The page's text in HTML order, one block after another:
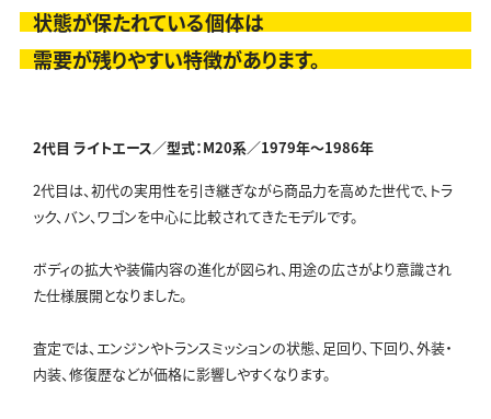
状態が保たれている個体は
需要が残りやすい特徴があります。
2代目 ライトエース／型式：M20系／1979年～1986年
2代目は、初代の実用性を引き継ぎながら商品力を高めた世代で、トラ
ック、バン、ワゴンを中心に比較されてきたモデルです。
ボディの拡大や装備内容の進化が図られ、用途の広さがより意識され
た仕様展開となりました。
査定では、エンジンやトランスミッションの状態、足回り、下回り、外装・
内装、修復歴などが価格に影響しやすくなります。